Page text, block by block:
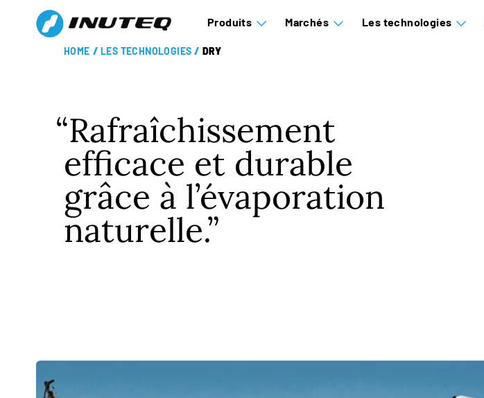
Produits Marchés Les technologies
HOME / LES TECHNOLOGIES / DRY
Rafraîchissement
efficace et durable
grâce à l’évaporation
naturelle.